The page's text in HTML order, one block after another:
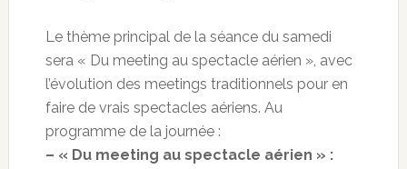
Le thème principal de la séance du samedi
sera « Du meeting au spectacle aérien », avec
l’évolution des meetings traditionnels pour en
faire de vrais spectacles aériens. Au
programme de la journée :
– « Du meeting au spectacle aérien » :